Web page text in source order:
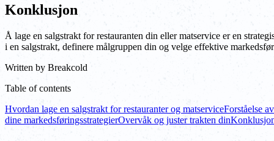
Konklusjon
Å lage en salgstrakt for restauranten din eller matservice er en
i en salgstrakt, definere målgruppen din og velge effektive
Written by Breakcold
Table of contents
Hvordan lage en salgstrakt for restauranter og matserviceForståelse
dine markedsføringsstrategierOvervåk og juster trakten din